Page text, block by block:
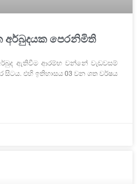
පෙරනිමිති
ඇතිවීම ආරම්භ වන්නේ වැඩවසම්
සිටය. එහි ඉතිහාසය 03 වන ශත වර්ෂය